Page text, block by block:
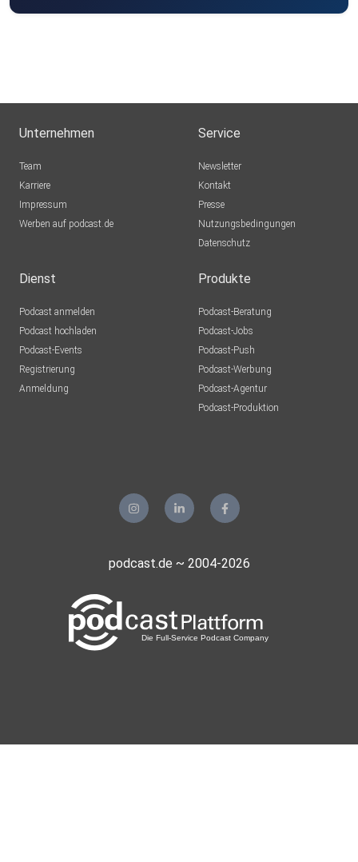
Unternehmen
Team
Karriere
Impressum
Werben auf podcast.de
Service
Newsletter
Kontakt
Presse
Nutzungsbedingungen
Datenschutz
Dienst
Podcast anmelden
Podcast hochladen
Podcast-Events
Registrierung
Anmeldung
Produkte
Podcast-Beratung
Podcast-Jobs
Podcast-Push
Podcast-Werbung
Podcast-Agentur
Podcast-Produktion
podcast.de ~ 2004-2026